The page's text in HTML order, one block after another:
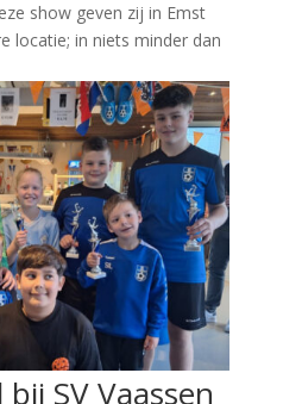
show geven zij in Emst
locatie; in niets minder dan
SV Vaassen